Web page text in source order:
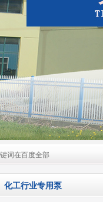
词在百度全部
上升
|淀粉旋流器|不
化工行业专用泵